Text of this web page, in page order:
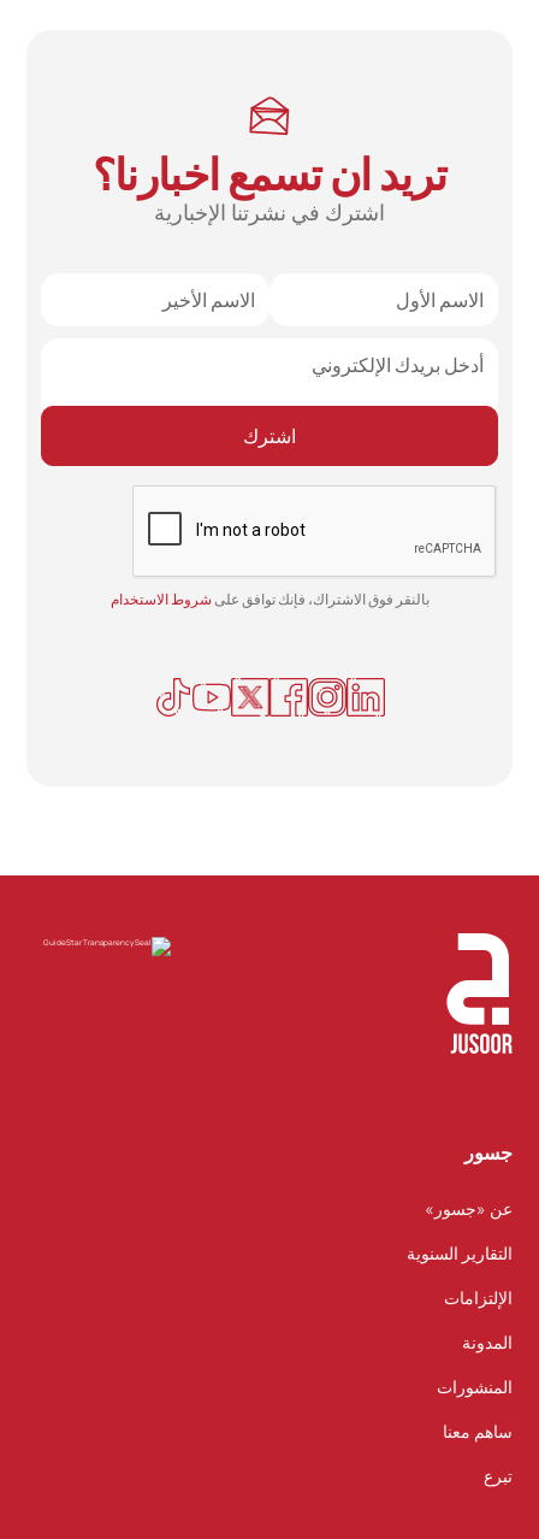
تريد ان تسمع اخبارنا؟
اشترك في نشرتنا الإخبارية
بالنقر فوق الاشتراك، فإنك توافق علىشروط الاستخدام
جسور
عن «جسور»
التقارير السنوية
الإلتزامات
المدونة
المنشورات
ساهم معنا
تبرع